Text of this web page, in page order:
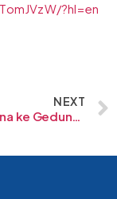
?hl=en
NEXT
Anjangsana ke Gedung Baru SMA Al-Fath Cirendeu